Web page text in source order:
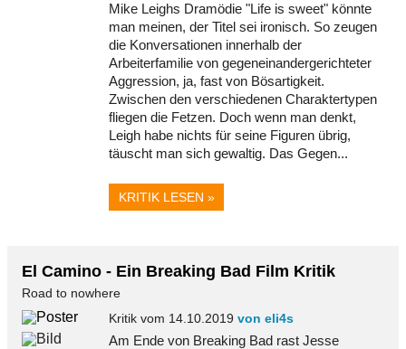
Mike Leighs Dramödie "Life is sweet" könnte
man meinen, der Titel sei ironisch. So zeugen
die Konversationen innerhalb der
Arbeiterfamilie von gegeneinandergerichteter
Aggression, ja, fast von Bösartigkeit.
Zwischen den verschiedenen Charaktertypen
fliegen die Fetzen. Doch wenn man denkt,
Leigh habe nichts für seine Figuren übrig,
täuscht man sich gewaltig. Das Gegen...
KRITIK LESEN »
El Camino - Ein Breaking Bad Film Kritik
Road to nowhere
Kritik vom 14.10.2019 von eli4s
Am Ende von Breaking Bad rast Jesse